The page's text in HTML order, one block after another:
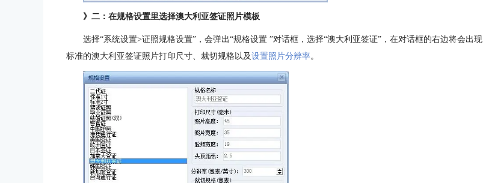
》二：在规格设置里选择澳大利亚签证照片模板
选择“系统设置>证照规格设置”，会弹出“规格设置 ”对话框，选择“澳大利亚签证”，在对话框的右边将会出现
标准的澳大利亚签证照片打印尺寸、裁切规格以及设置照片分辨率。